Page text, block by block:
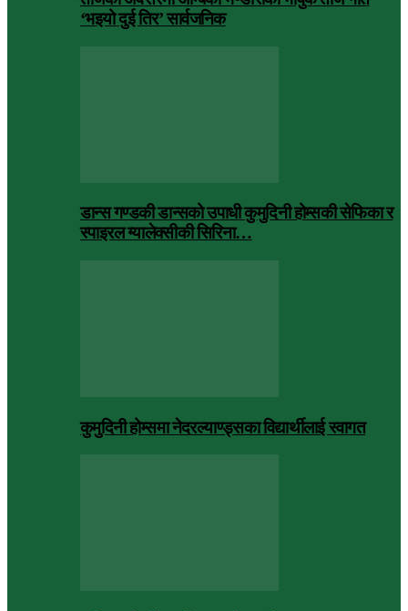
‘भइयो दुई तिर’ सार्वजनिक
डान्स गण्डकी डान्सको उपाधी कुमुदिनी होम्सकी सेफिका र
स्पाइरल ग्यालेक्सीकी सिरिना…
कुमुदिनी होम्समा नेदरल्याण्ड्सका विद्यार्थीलाई स्वागत